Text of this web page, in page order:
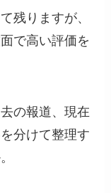
残りますが、
で高い評価を
の報道、現在
分けて整理す